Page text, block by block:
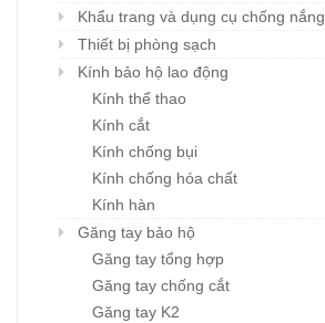
Khẩu trang và dụng cụ chống nắng
Thiết bị phòng sạch
Kính bảo hộ lao động
Kính thể thao
Kính cắt
Kính chống bụi
Kính chống hóa chất
Kính hàn
Găng tay bảo hộ
Găng tay tổng hợp
Găng tay chống cắt
Găng tay K2